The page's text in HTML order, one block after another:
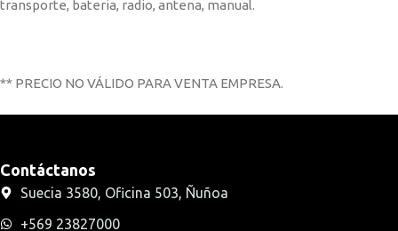
transporte, bateria, radio, antena, manual.
** PRECIO NO VÁLIDO PARA VENTA EMPRESA.
Contáctanos
Suecia 3580, Oficina 503, Ñuñoa
+569 23827000